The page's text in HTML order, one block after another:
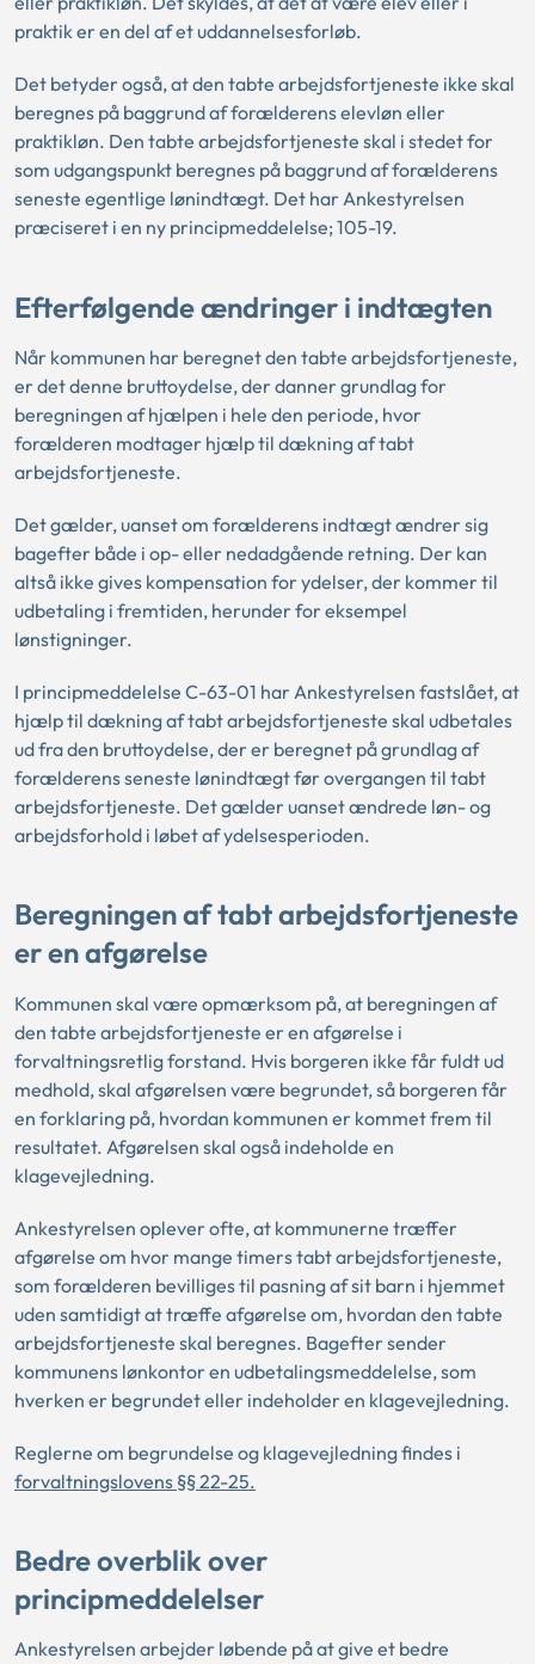
praktik er en del af et uddannelsesforløb.
Det betyder også, at den tabte arbejdsfortjeneste ikke skal
beregnes på baggrund af forælderens elevløn eller
praktikløn. Den tabte arbejdsfortjeneste skal i stedet for
som udgangspunkt beregnes på baggrund af forælderens
seneste egentlige lønindtægt. Det har Ankestyrelsen
præciseret i en ny principmeddelelse; 105-19.
Efterfølgende ændringer i indtægten
Når kommunen har beregnet den tabte arbejdsfortjeneste,
er det denne bruttoydelse, der danner grundlag for
beregningen af hjælpen i hele den periode, hvor
forælderen modtager hjælp til dækning af tabt
arbejdsfortjeneste.
Det gælder, uanset om forælderens indtægt ændrer sig
bagefter både i op- eller nedadgående retning. Der kan
altså ikke gives kompensation for ydelser, der kommer til
udbetaling i fremtiden, herunder for eksempel
lønstigninger.
I principmeddelelse C-63-01 har Ankestyrelsen fastslået, at
hjælp til dækning af tabt arbejdsfortjeneste skal udbetales
ud fra den bruttoydelse, der er beregnet på grundlag af
forælderens seneste lønindtægt før overgangen til tabt
arbejdsfortjeneste. Det gælder uanset ændrede løn- og
arbejdsforhold i løbet af ydelsesperioden.
Beregningen af tabt arbejdsfortjeneste
er en afgørelse
Kommunen skal være opmærksom på, at beregningen af
den tabte arbejdsfortjeneste er en afgørelse i
forvaltningsretlig forstand. Hvis borgeren ikke får fuldt ud
medhold, skal afgørelsen være begrundet, så borgeren får
en forklaring på, hvordan kommunen er kommet frem til
resultatet. Afgørelsen skal også indeholde en
klagevejledning.
Ankestyrelsen oplever ofte, at kommunerne træffer
afgørelse om hvor mange timers tabt arbejdsfortjeneste,
som forælderen bevilliges til pasning af sit barn i hjemmet
uden samtidigt at træffe afgørelse om, hvordan den tabte
arbejdsfortjeneste skal beregnes. Bagefter sender
kommunens lønkontor en udbetalingsmeddelelse, som
hverken er begrundet eller indeholder en klagevejledning.
Reglerne om begrundelse og klagevejledning findes i
forvaltningslovens §§ 22-25.
Bedre overblik over
principmeddelelser
Ankestyrelsen arbejder løbende på at give et bedre